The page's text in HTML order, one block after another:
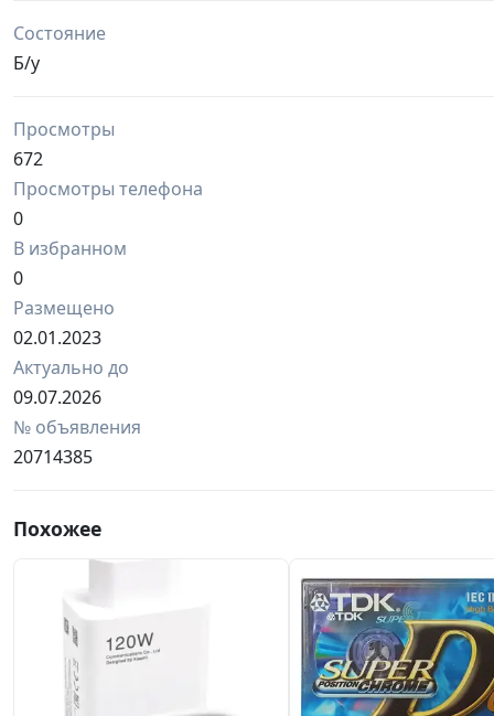
Kiritilgan: Flash, plastik oekcha, markali chexol, diffuzor
Состояние
Б/у
Просмотры
672
Просмотры телефона
0
В избранном
0
Размещено
02.01.2023
Актуально до
09.07.2026
№ объявления
20714385
Похожее